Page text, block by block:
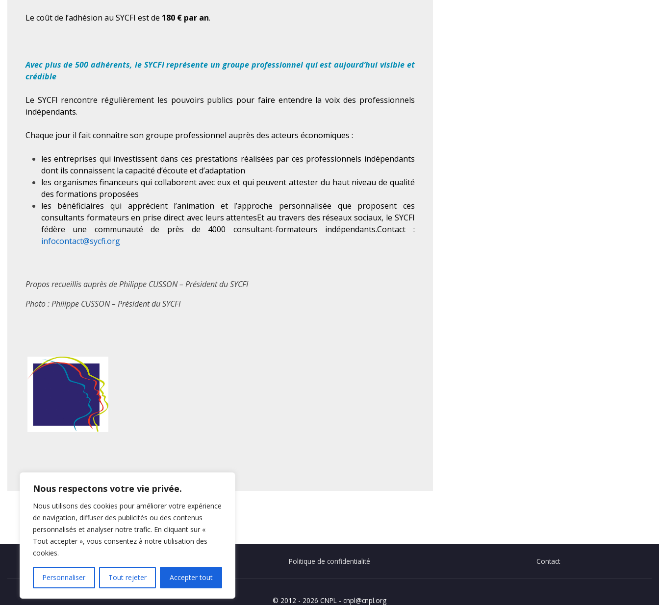
Nous respectons votre vie privée.
Nous utilisons des cookies pour améliorer votre expérience
de navigation, diffuser des publicités ou des contenus
personnalisés et analyser notre trafic. En cliquant sur «
Tout accepter », vous consentez à notre utilisation des
cookies.
Personnaliser Tout rejeter Accepter tout
Le coût de l’adhésion au SYCFI est de 180 € par an.
Avec plus de 500 adhérents, le SYCFI représente un groupe professionnel qui est aujourd’hui visible et
crédible
Le SYCFI rencontre régulièrement les pouvoirs publics pour faire entendre la voix des professionnels
indépendants.
Chaque jour il fait connaître son groupe professionnel auprès des acteurs économiques :
les entreprises qui investissent dans ces prestations réalisées par ces professionnels indépendants
dont ils connaissent la capacité d’écoute et d’adaptation
les organismes financeurs qui collaborent avec eux et qui peuvent attester du haut niveau de qualité
des formations proposées
les bénéficiaires qui apprécient l’animation et l’approche personnalisée que proposent ces
consultants formateurs en prise direct avec leurs attentesEt au travers des réseaux sociaux, le SYCFI
fédère une communauté de près de 4000 consultant-formateurs indépendants.Contact :
infocontact@sycfi.org
Propos recueillis auprès de Philippe CUSSON – Président du SYCFI
Photo : Philippe CUSSON – Président du SYCFI
Politique de confidentialité Contact
© 2012 - 2026 CNPL - cnpl@cnpl.org